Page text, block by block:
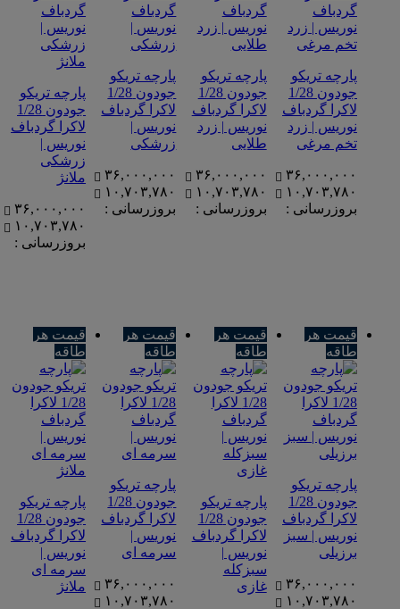
پارچه تریکو
جودون 1/28
لاکرا گردباف
نوریس | زرد
تخم مرغی
۳۶,۰۰۰,۰۰۰
۱۰,۷۰۳,۷۸۰
بروزرسانی :
پارچه تریکو
جودون 1/28
لاکرا گردباف
نوریس | زرد
طلایی
۳۶,۰۰۰,۰۰۰
۱۰,۷۰۳,۷۸۰
بروزرسانی :
پارچه تریکو
جودون 1/28
لاکرا گردباف
نوریس |
زرشکی
۳۶,۰۰۰,۰۰۰
۱۰,۷۰۳,۷۸۰
بروزرسانی :
پارچه تریکو
جودون 1/28
لاکرا گردباف
نوریس |
زرشکی
ملانژ
۳۶,۰۰۰,۰۰۰
۱۰,۷۰۳,۷۸۰
بروزرسانی :
قیمت هر
طاقه
پارچه تریکو
جودون 1/28
لاکرا گردباف
نوریس | سبز
برزیلی
۳۶,۰۰۰,۰۰۰
۱۰,۷۰۳,۷۸۰
قیمت هر
طاقه
پارچه تریکو
جودون 1/28
لاکرا گردباف
نوریس |
سبزکله
غازی
قیمت هر
طاقه
پارچه تریکو
جودون 1/28
لاکرا گردباف
نوریس |
سرمه ای
۳۶,۰۰۰,۰۰۰
۱۰,۷۰۳,۷۸۰
قیمت هر
طاقه
پارچه تریکو
جودون 1/28
لاکرا گردباف
نوریس |
سرمه ای
ملانژ